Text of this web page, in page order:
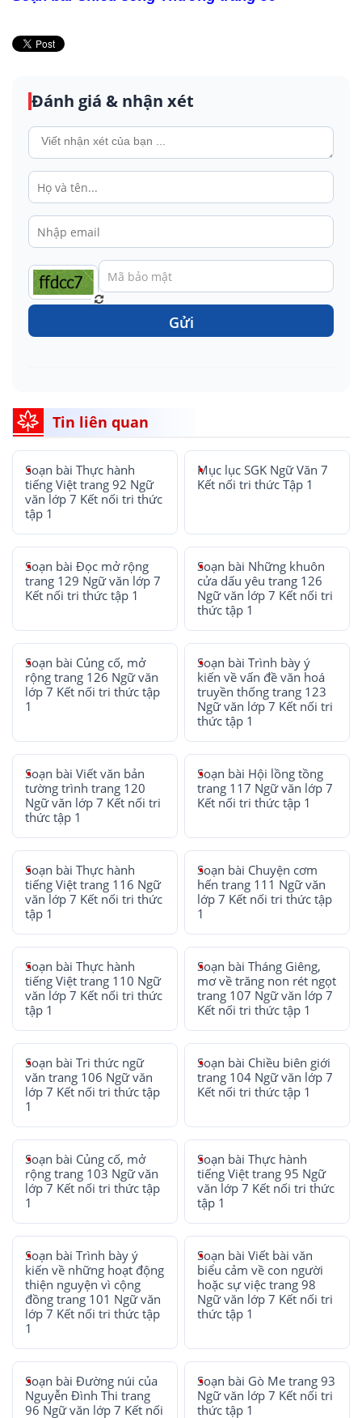
Đánh giá & nhận xét
Gửi
Tin liên quan
Soạn bài Thực hành
tiếng Việt trang 92 Ngữ
văn lớp 7 Kết nối tri thức
tập 1
Mục lục SGK Ngữ Văn 7
Kết nối tri thức Tập 1
Soạn bài Đọc mở rộng
trang 129 Ngữ văn lớp 7
Kết nối tri thức tập 1
Soạn bài Những khuôn
cửa dấu yêu trang 126
Ngữ văn lớp 7 Kết nối tri
thức tập 1
Soạn bài Củng cố, mở
rộng trang 126 Ngữ văn
lớp 7 Kết nối tri thức tập
1
Soạn bài Trình bày ý
kiến về vấn đề văn hoá
truyền thống trang 123
Ngữ văn lớp 7 Kết nối tri
thức tập 1
Soạn bài Viết văn bản
tường trình trang 120
Ngữ văn lớp 7 Kết nối tri
thức tập 1
Soạn bài Hội lồng tồng
trang 117 Ngữ văn lớp 7
Kết nối tri thức tập 1
Soạn bài Thực hành
tiếng Việt trang 116 Ngữ
văn lớp 7 Kết nối tri thức
tập 1
Soạn bài Chuyện cơm
hến trang 111 Ngữ văn
lớp 7 Kết nối tri thức tập
1
Soạn bài Thực hành
tiếng Việt trang 110 Ngữ
văn lớp 7 Kết nối tri thức
tập 1
Soạn bài Tháng Giêng,
mơ về trăng non rét ngọt
trang 107 Ngữ văn lớp 7
Kết nối tri thức tập 1
Soạn bài Tri thức ngữ
văn trang 106 Ngữ văn
lớp 7 Kết nối tri thức tập
1
Soạn bài Chiều biên giới
trang 104 Ngữ văn lớp 7
Kết nối tri thức tập 1
Soạn bài Củng cố, mở
rộng trang 103 Ngữ văn
lớp 7 Kết nối tri thức tập
1
Soạn bài Thực hành
tiếng Việt trang 95 Ngữ
văn lớp 7 Kết nối tri thức
tập 1
Soạn bài Trình bày ý
kiến về những hoạt động
thiện nguyện vì cộng
đồng trang 101 Ngữ văn
lớp 7 Kết nối tri thức tập
1
Soạn bài Viết bài văn
biểu cảm về con người
hoặc sự việc trang 98
Ngữ văn lớp 7 Kết nối tri
thức tập 1
Soạn bài Đường núi của
Nguyễn Đình Thi trang
96 Ngữ văn lớp 7 Kết nối
Soạn bài Gò Me trang 93
Ngữ văn lớp 7 Kết nối tri
thức tập 1